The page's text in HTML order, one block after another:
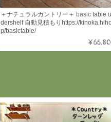
＋ナチュラルカントリー＋ basic table
dershelf 自動見積もりhttps://
p/basictable/